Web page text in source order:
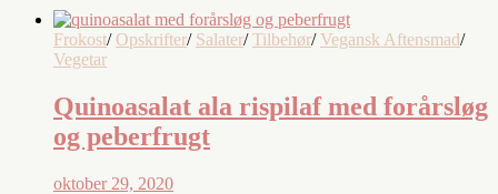
Frokost/ Opskrifter/ Salater/ Tilbehør/ Vegansk Aftensmad/
Vegetar
Quinoasalat ala rispilaf med forårsløg
og peberfrugt
oktober 29, 2020